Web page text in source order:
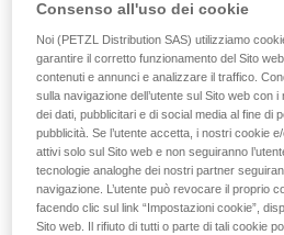
Consenso all'uso dei cookie
Noi (PETZL Distribution SAS) utilizziamo
garantire il corretto funzionamento del Sito
contenuti e annunci e analizzare il traffico.
sulla navigazione dell’utente sul Sito web con
dei dati, pubblicitari e di social media al fine di
pubblicità. Se l’utente accetta, i nostri cookie
attivi solo sul Sito web e non seguiranno
tecnologie analoghe dei nostri partner
navigazione. L’utente può revocare il proprio
facendo clic sul link “Impostazioni cookie”,
Sito web. Il rifiuto di tutti o parte di tali cookie